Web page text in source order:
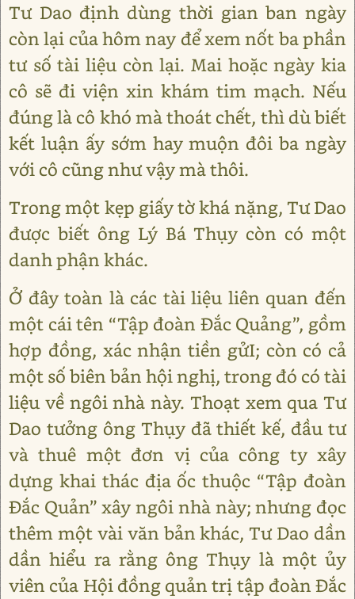
Tư Dao định dùng thời gian ban ngày
còn lại của hôm nay để xem nốt ba phần
tư số tài liệu còn lại. Mai hoặc ngày kia
cô sẽ đi viện xin khám tim mạch. Nếu
đúng là cô khó mà thoát chết, thì dù biết
kết luận ấy sớm hay muộn đôi ba ngày
với cô cũng như vậy mà thôi.
Trong một kẹp giấy tờ khá nặng, Tư Dao
được biết ông Lý Bá Thụy còn có một
danh phận khác.
Ở đây toàn là các tài liệu liên quan đến
một cái tên “Tập đoàn Đắc Quảng”, gồm
hợp đồng, xác nhận tiền gửI; còn có cả
một số biên bản hội nghị, trong đó có tài
liệu về ngôi nhà này. Thoạt xem qua Tư
Dao tưởng ông Thụy đã thiết kế, đầu tư
và thuê một đơn vị của công ty xây
dựng khai thác địa ốc thuộc “Tập đoàn
Đắc Quản” xây ngôi nhà này; nhưng đọc
thêm một vài văn bản khác, Tư Dao dần
dần hiểu ra rằng ông Thụy là một ủy
viên của Hội đồng quản trị tập đoàn Đắc